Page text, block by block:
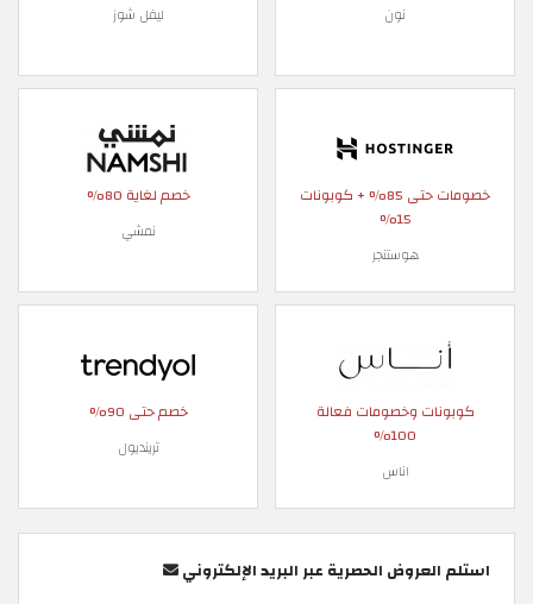
نون ليفل شوز
خصومات حتى 85% + كوبونات
15%
هوستنجر
خصم لغاية 80%
نمشي
كوبونات وخصومات فعالة
100%
اناس
خصم حتى 90%
ترينديول
استلم العروض الحصرية عبر البريد الإلكتروني